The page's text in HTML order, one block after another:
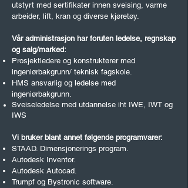
utstyrt med sertifikater innen sveising, varme
arbeider, lift, kran og diverse kjøretøy.
Vår administrasjon har foruten ledelse, regnskap
og salg/marked:
Prosjektledere og konstruktører med
ingeniørbakgrunn/ teknisk fagskole.
HMS ansvarlig og ledelse med
ingeniørbakgrunn.
Sveiseledelse med utdannelse iht IWE, IWT og
IWS
Vi bruker blant annet følgende programvarer:
STAAD. Dimensjonerings program.
Autodesk Inventor.
Autodesk Autocad.
Trumpf og Bystronic software.